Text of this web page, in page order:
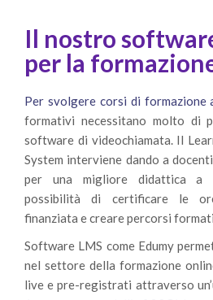
Il nostro
per la
Per svolgere corsi di formazione
formativi necessitano molto di
software di videochiamata. Il
System interviene dando a
per una migliore didattica a
possibilità di certificare le
finanziata e creare percorsi
Software LMS come Edumy
nel settore della formazione
live e pre-registrati attraverso